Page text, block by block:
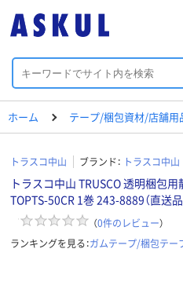
ホーム テープ/梱包資材/店舗用
トラスコ中山 ブランド： トラスコ中山
トラスコ中山 TRUSCO 透明梱包
TOPTS-50CR 1巻 243-8889（直送品
（0件のレビュー）
ランキングを見る：ガムテープ/梱包テー